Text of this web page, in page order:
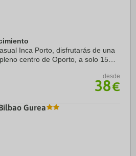
Inca Porto, disfrutarás de una
centro de Oporto, a solo 15
desde
38€
Gurea